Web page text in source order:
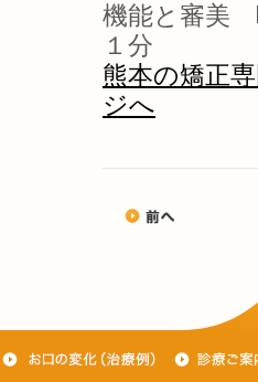
機能と審美
１分
熊本の矯正
ジへ